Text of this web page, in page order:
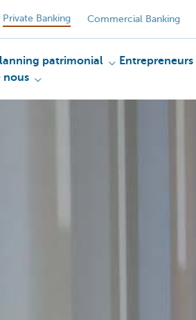
Private Banking Commercial Banking
patrimonial Entrepreneurs
nous